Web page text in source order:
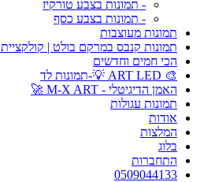
- תמונות בצבע טורקיז
- תמונות בצבע כסף
תמונות מעוצבות
תמונות קנבס במרקם בולט | קולקציית Art Touch
הכי חמים וחדשים
🎨 ART LED 💡-תמונות לד
האמן הדיגיטלי - M-X ART 🚀
תמונות עגולות
אודות
המלצות
בלוג
התחברות
0509044133